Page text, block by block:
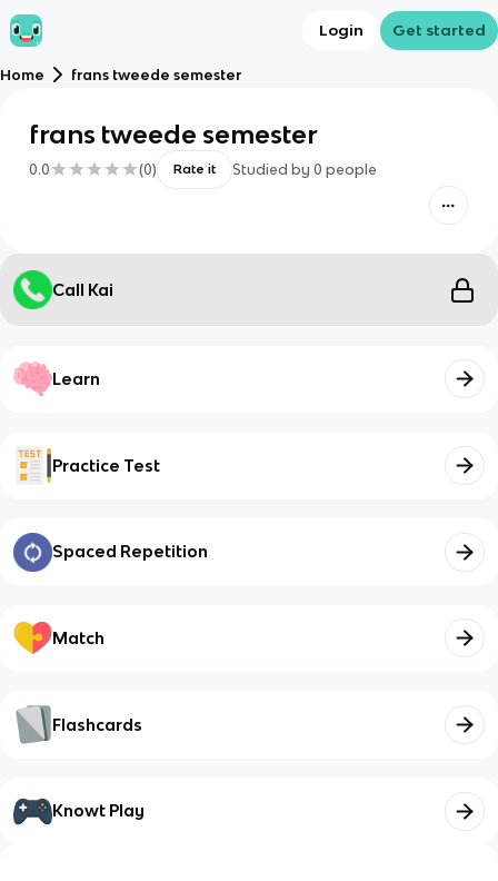
Login Get started
Home frans tweede semester
frans tweede semester
0.0 (0) Rate it Studied by 0 people
Call Kai
Learn
Practice Test
Spaced Repetition
Match
Flashcards
Knowt Play